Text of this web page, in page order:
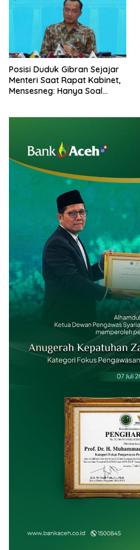
Posisi Duduk Gibran Sejajar
Menteri Saat Rapat Kabinet,
Mensesneg: Hanya Soal